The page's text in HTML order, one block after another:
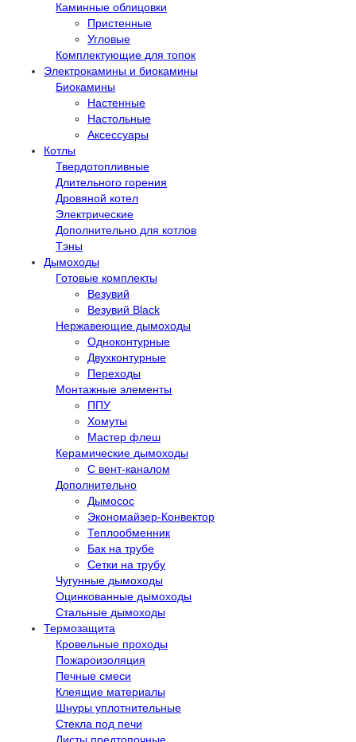
Каминные облицовки
Пристенные
Угловые
Комплектующие для топок
Электрокамины и биокамины
Биокамины
Настенные
Настольные
Аксессуары
Котлы
Твердотопливные
Длительного горения
Дровяной котел
Электрические
Дополнительно для котлов
Тэны
Дымоходы
Готовые комплекты
Везувий
Везувий Black
Нержавеющие дымоходы
Одноконтурные
Двухконтурные
Переходы
Монтажные элементы
ППУ
Хомуты
Мастер флеш
Керамические дымоходы
С вент-каналом
Дополнительно
Дымосос
Экономайзер-Конвектор
Теплообменник
Бак на трубе
Сетки на трубу
Чугунные дымоходы
Оцинкованные дымоходы
Стальные дымоходы
Термозащита
Кровельные проходы
Пожароизоляция
Печные смеси
Клеящие материалы
Шнуры уплотнительные
Стекла под печи